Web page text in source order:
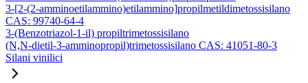
3-[2-(2-amminoetilammino)etilammino]propilmetildimetossisilano
CAS: 99740-64-4
3-(Benzotriazol-1-il) propiltrimetossisilano
(N,N-dietil-3-amminopropil)trimetossisilano CAS: 41051-80-3
Silani vinilici